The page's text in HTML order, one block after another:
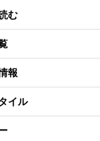
む
報
イル